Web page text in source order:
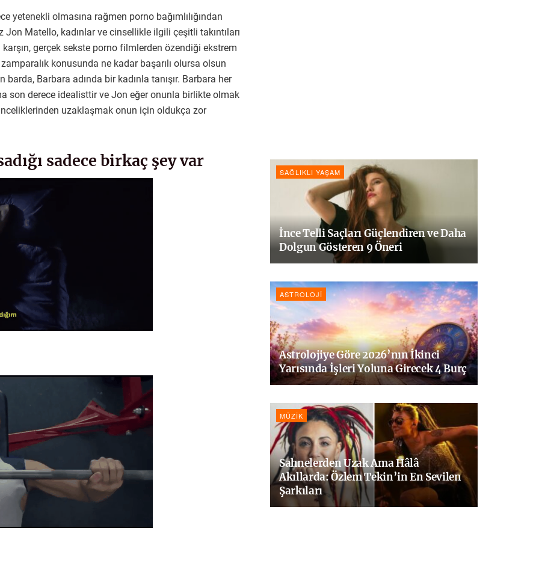
yetenekli olmasına rağmen porno bağımlılığından
Matello, kadınlar ve cinsellikle ilgili çeşitli takıntıları
karşın, gerçek sekste porno filmlerden özendiği ekstrem
konusunda ne kadar başarılı olursa olsun
Barbara adında bir kadınla tanışır. Barbara her
son derece idealisttir ve Jon eğer onunla birlikte olmak
uzaklaşmak onun için oldukça zor
sadece birkaç şey var
SAĞLIKLI YAŞAM
İnce Telli Saçları Güçlendiren ve Daha
Dolgun Gösteren 9 Öneri
ASTROLOJI
Astrolojiye Göre 2026’nın İkinci
Yarısında İşleri Yoluna Girecek 4 Burç
MÜZIK
Sahnelerden Uzak Ama Hâlâ
Akıllarda: Özlem Tekin’in En Sevilen
Şarkıları